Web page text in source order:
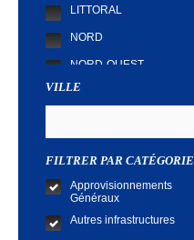
LITTORAL
NORD
NORD-OUEST
SUD
VILLE
FILTRER PAR CATÉGORIE
Approvisionnements
Généraux
Autres infrastructures